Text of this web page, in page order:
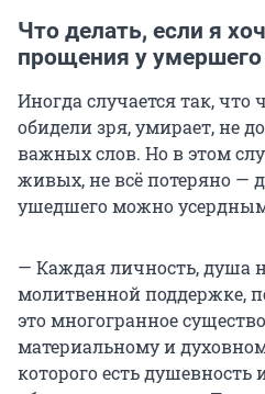
Что делать, если я
прощения у умершего
Иногда случается так, что
обидели зря, умирает, не
важных слов. Но в этом
живых, не всё потеряно —
ушедшего можно
— Каждая личность, душа
молитвенной поддержке,
это многогранное
материальному и
которого есть душевность